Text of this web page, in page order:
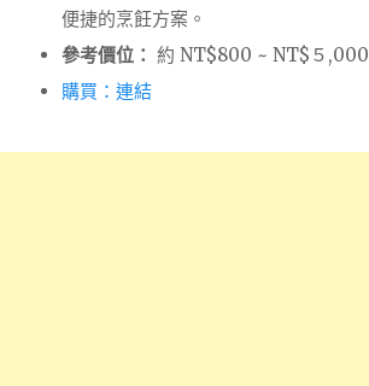
便捷的烹飪方案。
參考價位： 約 NT$800 ~ NT$５,000
購買：連結